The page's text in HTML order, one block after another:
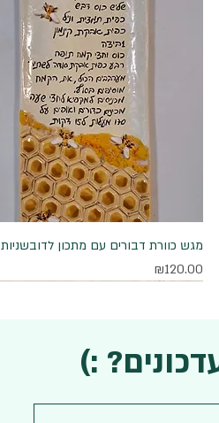
תצוגה מהירה
מגש כוורת דבורים עם מתכון לדובשניות
מחיר
₪120.00
:)